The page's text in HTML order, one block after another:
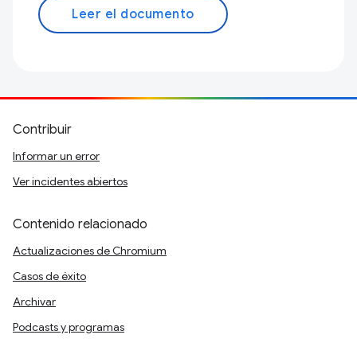
Leer el documento
Contribuir
Informar un error
Ver incidentes abiertos
Contenido relacionado
Actualizaciones de Chromium
Casos de éxito
Archivar
Podcasts y programas